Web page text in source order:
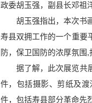
政委胡玉强，副县长邓祖
胡玉强指出，本次书
寿县双拥工作的一个重要
防，保卫国防的浓厚氛围
据了解，此次展览共
件，包括摄影、剪纸及
件，包括寿县部分革命先